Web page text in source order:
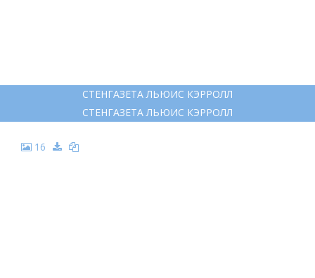
СТЕНГАЗЕТА ЛЬЮИС КЭРРОЛЛ
СТЕНГАЗЕТА ЛЬЮИС КЭРРОЛЛ
16